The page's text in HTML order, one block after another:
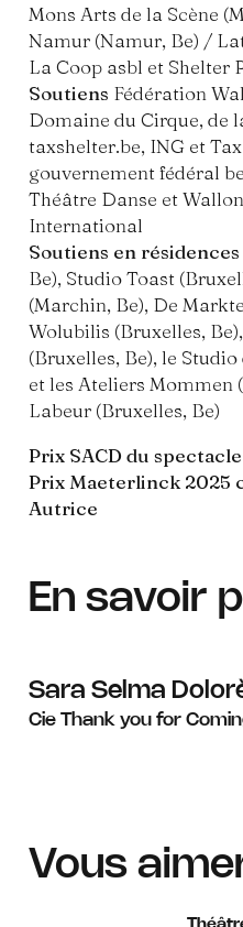
Mons Arts de la Scène
Namur (Namur, Be) /
La Coop asbl et Shelter
Soutiens Fédération
Domaine du Cirque, de
taxshelter.be, ING et
gouvernement fédéral
Théâtre Danse et
International
Soutiens en résidences
Be), Studio Toast
(Marchin, Be), De
Wolubilis (Bruxelles,
(Bruxelles, Be), le
et les Ateliers Mommen
Labeur (Bruxelles, Be)
Prix SACD du
Prix Maeterlinck 2025
Autrice
En savoir
Sara Selma
Cie Thank you for
Vous